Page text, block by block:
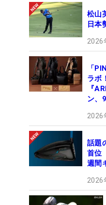
松山
日本
2026
「
ラボ
『
ン、
2026
話題
首位
週間
2026